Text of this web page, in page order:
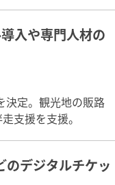
入や専門人材の
決定。観光地の販路
支援を支援。
のデジタルチケッ